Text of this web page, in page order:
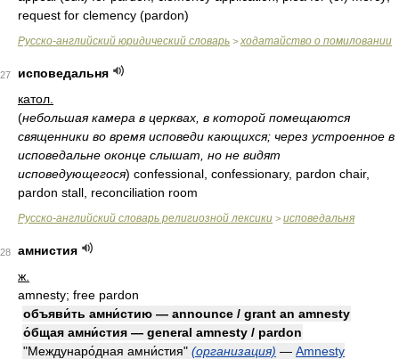
request for clemency (pardon)
Русско-английский юридический словарь > ходатайство о помиловании
исповедальня
катол.
(небольшая камера в церквах, в которой помещаются
священники во время исповеди кающихся; через устроенное в
исповедальне оконце слышат, но не видят
исповедующегося) confessional, confessionary, pardon chair,
pardon stall, reconciliation room
Русско-английский словарь религиозной лексики > исповедальня
амнистия
ж.
amnesty; free pardon
объяви́ть амни́стию — announce / grant an amnesty
о́бщая амни́стия — general amnesty / pardon
"Междунаро́дная амни́стия" (организация) — Amnesty